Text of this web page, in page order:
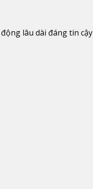
lâu dài đáng tin cậy